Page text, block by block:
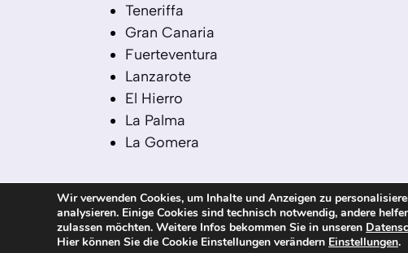
Teneriffa
Gran Canaria
Fuerteventura
Lanzarote
El Hierro
La Palma
La Gomera
© 2026 kanaren-nachrichten.com – Alle Rechte
Wir verwenden Cookies, um Inhalte und Anzeigen zu
analysieren. Einige Cookies sind technisch notwendig, andere
zulassen möchten. Weitere Infos bekommen Sie in unseren
Hier können Sie die Cookie Einstellungen verändern Einstellungen.